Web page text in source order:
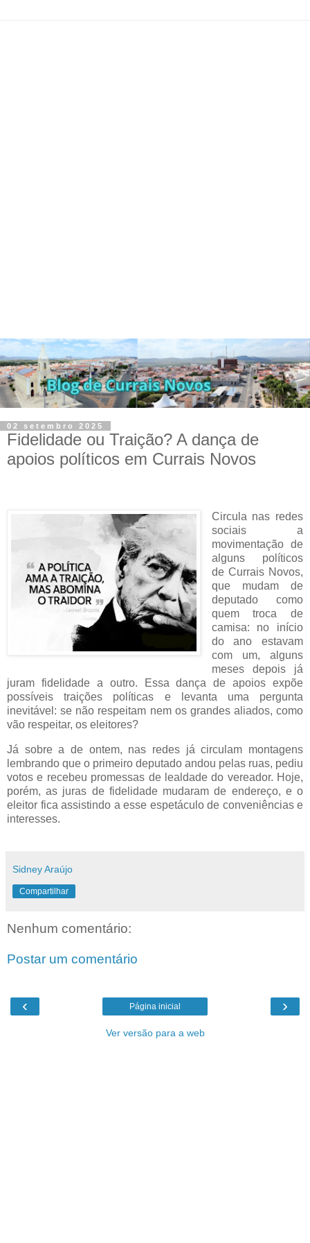
02 setembro 2025
Fidelidade ou Traição? A dança de
apoios políticos em Currais Novos
Circula nas redes
sociais a
movimentação de
alguns políticos
de Currais Novos,
que mudam de
deputado como
quem troca de
camisa: no início
do ano estavam
com um, alguns
meses depois já
juram fidelidade a outro. Essa dança de apoios expõe
possíveis traições políticas e levanta uma pergunta
inevitável: se não respeitam nem os grandes aliados, como
vão respeitar, os eleitores?
Já sobre a de ontem, nas redes já circulam montagens
lembrando que o primeiro deputado andou pelas ruas, pediu
votos e recebeu promessas de lealdade do vereador. Hoje,
porém, as juras de fidelidade mudaram de endereço, e o
eleitor fica assistindo a esse espetáculo de conveniências e
interesses.
Sidney Araújo
Compartilhar
Nenhum comentário:
Postar um comentário
‹ ›
Página inicial
Ver versão para a web